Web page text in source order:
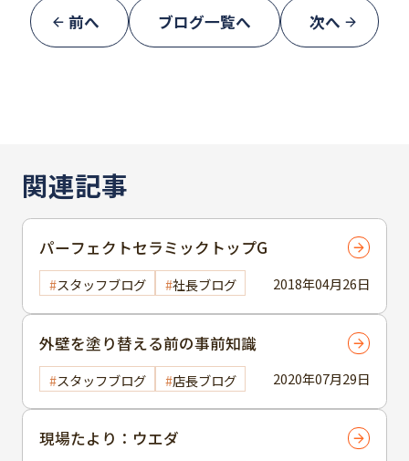
前へ ブログ一覧へ 次へ
関連記事
2018年04月26日
パーフェクトセラミックトップG
スタッフブログ 社長ブログ
2020年07月29日
外壁を塗り替える前の事前知識
スタッフブログ 店長ブログ
現場たより：ウエダ